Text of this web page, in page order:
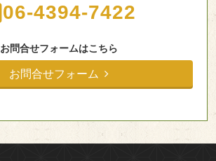
06-4394-7422
お問合せフォームはこちら
お問合せフォーム